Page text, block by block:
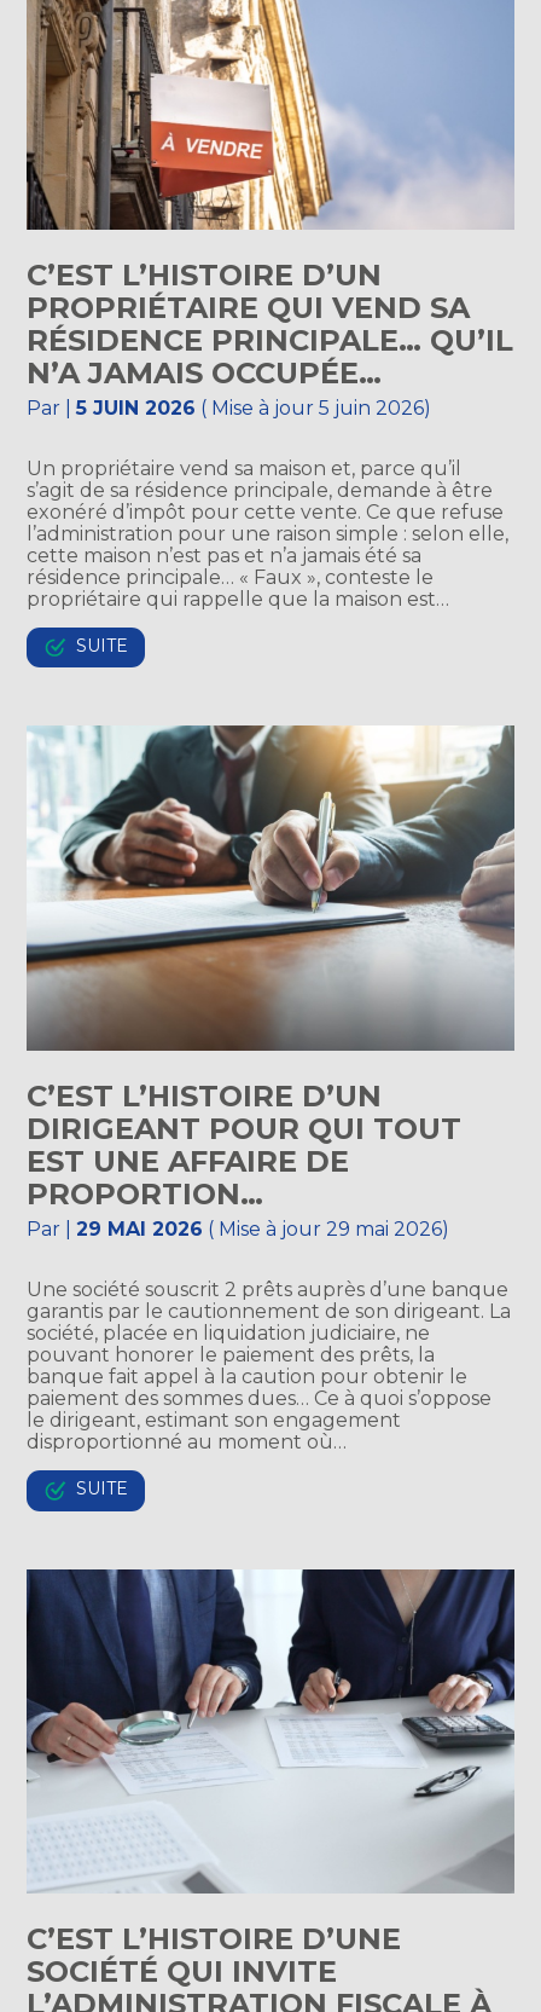
C’EST L’HISTOIRE D’UN
PROPRIÉTAIRE QUI VEND SA
RÉSIDENCE PRINCIPALE… QU’IL
N’A JAMAIS OCCUPÉE…
Par |5 JUIN 2026 ( Mise à jour 5 juin 2026)
Un propriétaire vend sa maison et, parce qu’il
s’agit de sa résidence principale, demande à être
exonéré d’impôt pour cette vente. Ce que refuse
l’administration pour une raison simple : selon elle,
cette maison n’est pas et n’a jamais été sa
résidence principale… « Faux », conteste le
propriétaire qui rappelle que la maison est…
SUITE
C’EST L’HISTOIRE D’UN
DIRIGEANT POUR QUI TOUT
EST UNE AFFAIRE DE
PROPORTION…
Par |29 MAI 2026 ( Mise à jour 29 mai 2026)
Une société souscrit 2 prêts auprès d’une banque
garantis par le cautionnement de son dirigeant. La
société, placée en liquidation judiciaire, ne
pouvant honorer le paiement des prêts, la
banque fait appel à la caution pour obtenir le
paiement des sommes dues… Ce à quoi s’oppose
le dirigeant, estimant son engagement
disproportionné au moment où…
SUITE
C’EST L’HISTOIRE D’UNE
SOCIÉTÉ QUI INVITE
L’ADMINISTRATION FISCALE À